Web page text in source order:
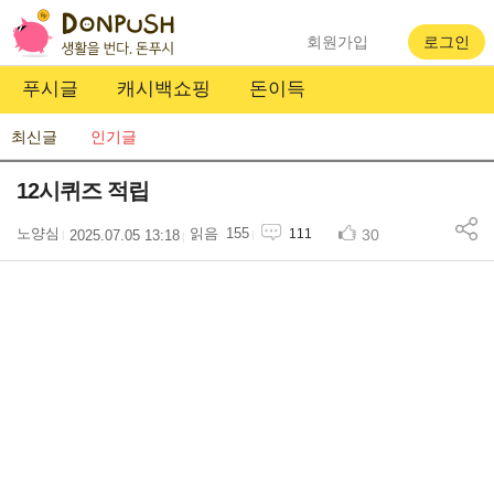
푸시글 캐시백쇼핑 돈이득
회원가입 로그인
최신글 인기글
12시퀴즈 적립
노양심 2025.07.05 13:18 155 111 30